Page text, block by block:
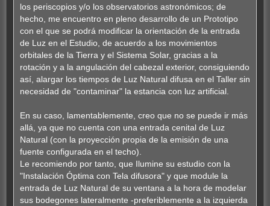
los periscopios y/o los observatorios astronómicos; de
hecho, me encuentro en pleno desarrollo de un Prototipo
con el que se podrá modificar la orientación de la entrada
de Luz en el Estudio, de acuerdo a los movimientos
orbitales de la Tierra y el Sistema Solar, gracias a la
rotación y a la angulación del cabezal exterior, consiguiendo
así, alargar los tiempos de Luz Natural difusa en el Taller sin
necesidad de "contaminar" la estancia con luz artificial.
En su caso, lamentablemente, creo que no se puede ir más
allá, ya que no cuenta con una entrada cenital de Luz
Natural (con la proyección propia de la emisión de una
fuente configurada en el techo).
Le recomiendo por tanto, que Ilumine su estudio con la
"Instalación Óptima con Tela difusora" y que module la
entrada de Luz Natural de su ventana a la hora de modelar
sus bodegones lateralmente -preferiblemente a la izquierda